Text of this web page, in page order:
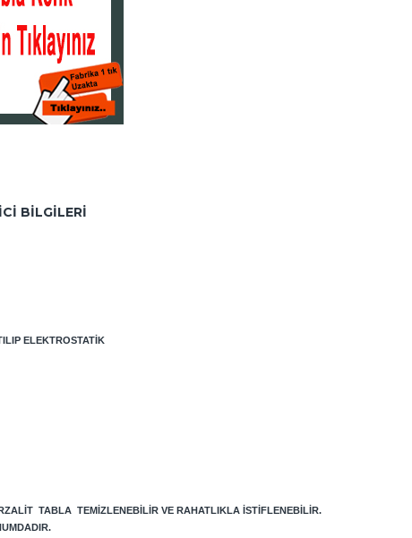
BILGILERI
ELEKTROSTATIK
TABLA TEMIZLENEBILIR VE RAHATLIKLA ISTIFLENEBILIR.